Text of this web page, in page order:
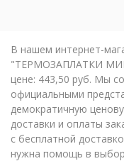
В нашем интернет-
"ТЕРМОЗАПЛАТКИ
цене: 443,50 руб. Мы
официальными
демократичную
доставки и оплаты
с бесплатной
нужна помощь в